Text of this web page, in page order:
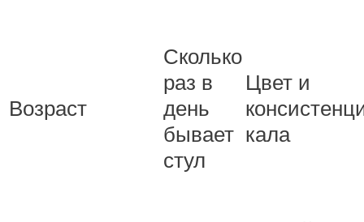
Возраст
Сколько
раз в
день
бывает
стул
Цвет и
кала